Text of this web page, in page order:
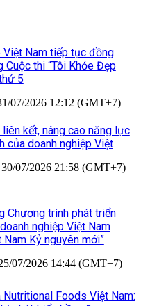
Nam tiếp tục đồng
Cuộc thi “Tôi Khỏe Đẹp
5
07/2026 12:12 (GMT+7)
kết, nâng cao năng lực
của doanh nghiệp Việt
07/2026 21:58 (GMT+7)
Chương trình phát triển
nghiệp Việt Nam
Nam Kỷ nguyên mới”
07/2026 14:44 (GMT+7)
Nutritional Foods Việt Nam: